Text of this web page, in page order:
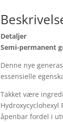
Detaljer
Semi-permanent
Denne nye
essensielle
Takket være
åpenbar fordel i